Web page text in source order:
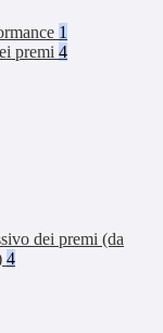
1
premi 4
dei premi (da
4